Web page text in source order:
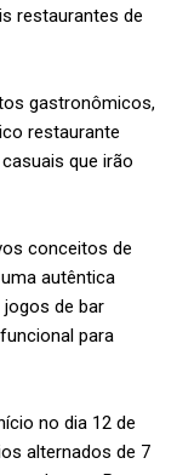
restaurantes de
gastronômicos,
restaurante
que irão
conceitos de
autêntica
de bar
para
no dia 12 de
alternados de 7